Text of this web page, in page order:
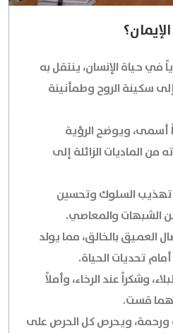
في حياة الإنسان، ينتقل به
سكينة الروح وطمأنينة
أسمى، ويوضح الرؤية
من الماديات الزائلة إلى
تهذيب السلوك وتحسين
الشبهات والمعاصي.
العميق بالخالق، مما يولد
تحديات الحياة.
وشكراً عند الرخاء، وأملاً
قست.
ورحمة، ويحرص كل الحرص على